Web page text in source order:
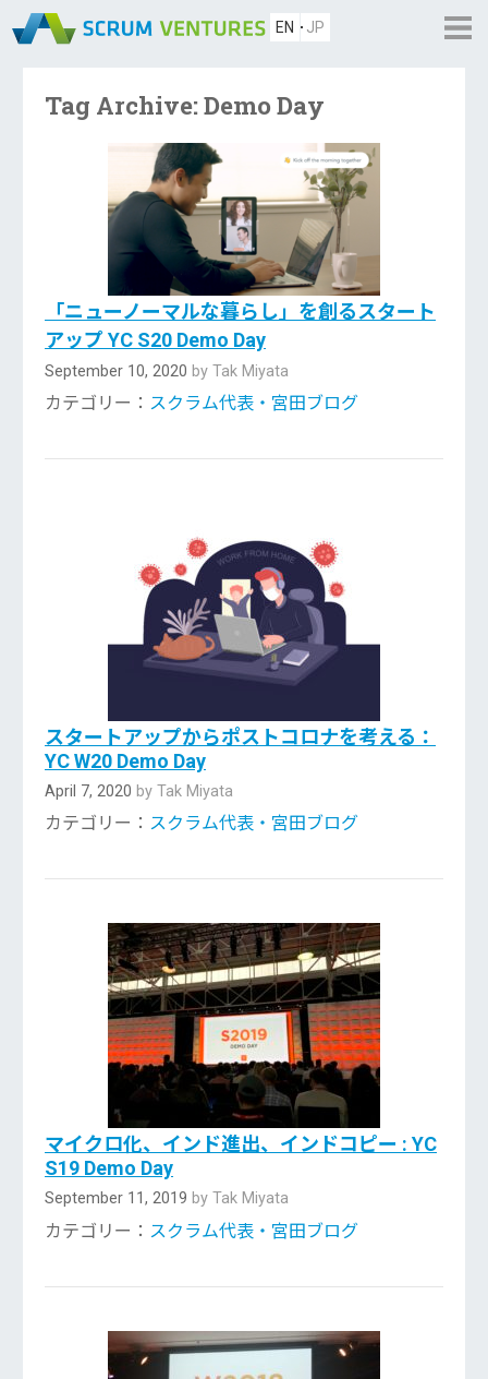
EN JP
Tag Archive: Demo Day
「ニューノーマルな暮らし」を創るスタート
アップ YC S20 Demo Day
September 10, 2020 by Tak Miyata
カテゴリー： スクラム代表・宮田ブログ
スタートアップからポストコロナを考える：
YC W20 Demo Day
April 7, 2020 by Tak Miyata
カテゴリー： スクラム代表・宮田ブログ
マイクロ化、インド進出、インドコピー : YC
S19 Demo Day
September 11, 2019 by Tak Miyata
カテゴリー： スクラム代表・宮田ブログ